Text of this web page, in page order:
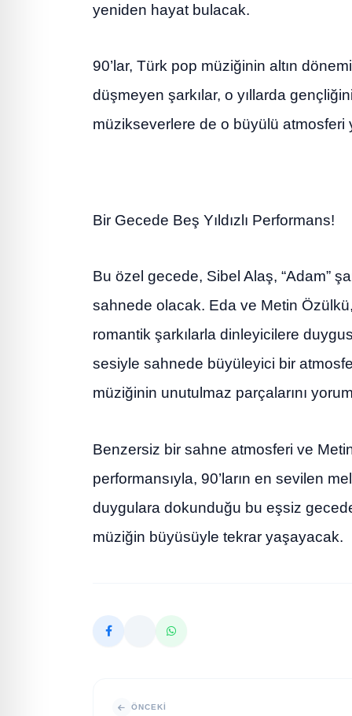
yeniden hayat bulacak.
90’lar, Türk pop müziğinin altın
düşmeyen şarkılar, o yıllarda
müzikseverlere de o büyülü atmosferi
Bir Gecede Beş Yıldızlı Performans!
Bu özel gecede, Sibel Alaş, “Adam”
sahnede olacak. Eda ve Metin
romantik şarkılarla dinleyicilere
sesiyle sahnede büyüleyici bir
müziğinin unutulmaz parçalarını
Benzersiz bir sahne atmosferi ve
performansıyla, 90’ların en sevilen
duygulara dokunduğu bu eşsiz
müziğin büyüsüyle tekrar yaşayacak.
ÖNCEKI